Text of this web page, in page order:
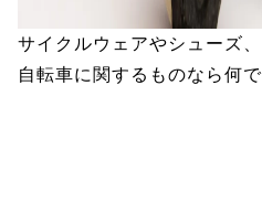
サイクルウェアやシューズ
自転車に関するものなら何